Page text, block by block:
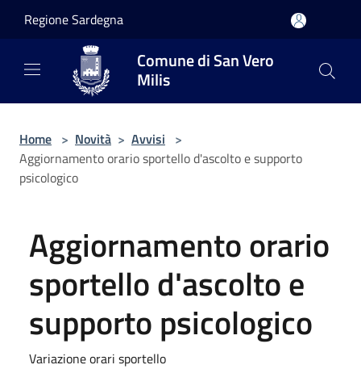
Regione Sardegna
Comune di San Vero
Milis
Home > Novità > Avvisi >
Aggiornamento orario sportello d'ascolto e supporto
psicologico
Aggiornamento orario
sportello d'ascolto e
supporto psicologico
Variazione orari sportello